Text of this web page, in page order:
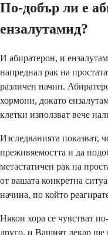
По-добър ли е
ензалутамид?
И абиратерон, и
напреднал рак на
различен начин.
хормони, докато
клетки използват вече
Изследванията показват,
преживяемостта и да
метастатичен рак на
от вашата конкретна
начина, по който
Някои хора се чувстват
друго, и Вашият лекар ще